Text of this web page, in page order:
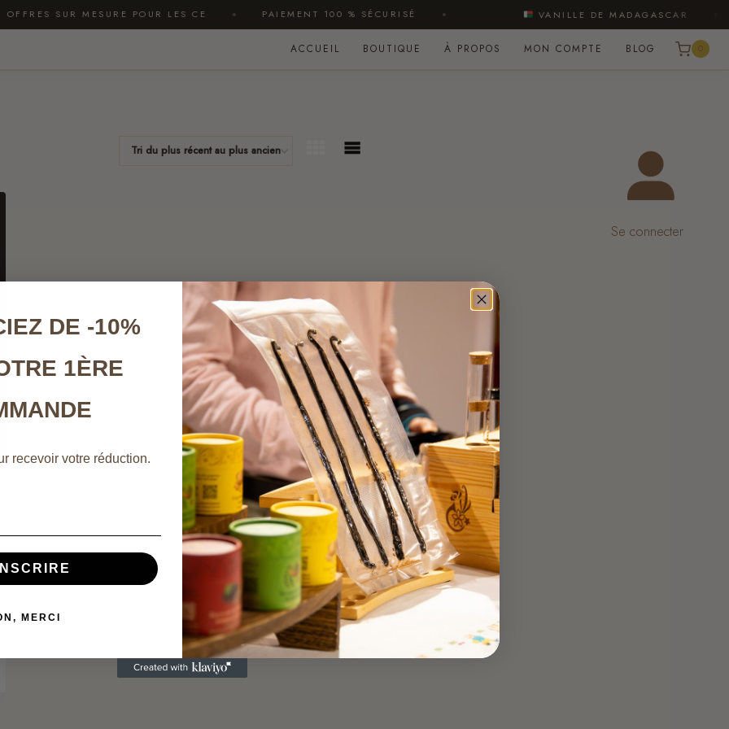
SUR MESURE POUR LES CE PAIEMENT 100 % SÉCURISÉ VANILLE DE MADAGASCAR
ACCUEIL BOUTIQUE À PROPOS MON COMPTE BLOG
Se connecter
DE -10%
1ÈRE
recevoir votre réduction.
MERCI